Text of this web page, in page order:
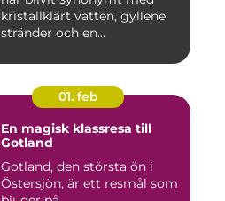
kristallklart vatten, gyllene
stränder och en...
01. feb
En magisk klassresa till
Gotland
Gotland, den största ön i
Östersjön, är ett resmål som